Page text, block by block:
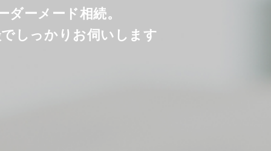
ーメード相続。
しっかりお伺いします